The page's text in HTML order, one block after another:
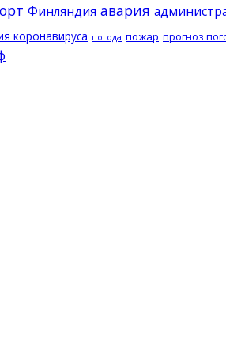
Финляндия авария
коронавируса погода пожар прогноз